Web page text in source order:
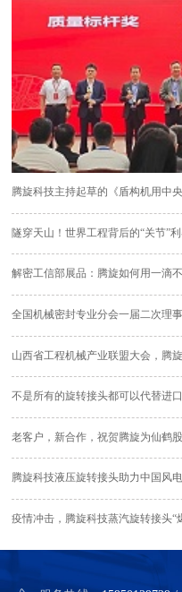
腾旋科技主持起草的《盾构机用中
隧穿天山！世界工程背后的“关节”
解密工信部展品：腾旋如何用一滴
全国机械密封专业分会一届二次理
山西省工程机械产业联盟大会，腾
不是所有的旋转接头都可以代替
老客户，新合作，祝贺腾旋为仙鹤
腾旋科技液压旋转接头助力中国风
疫情冲击，腾旋科技蒸汽旋转接头“